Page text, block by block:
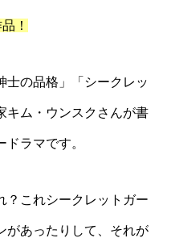
！
士の品格」「シークレッ
キム・ウンスクさんが書
ラマです。
？これシークレットガー
があったりして、それが